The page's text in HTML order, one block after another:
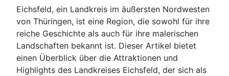
Eichsfeld, ein Landkreis im äußersten Nordwesten
von Thüringen, ist eine Region, die sowohl für ihre
reiche Geschichte als auch für ihre malerischen
Landschaften bekannt ist. Dieser Artikel bietet
einen Überblick über die Attraktionen und
Highlights des Landkreises Eichsfeld, der sich als